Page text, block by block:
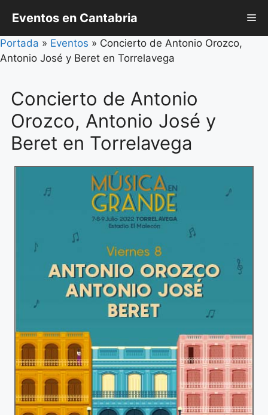
contenido
Eventos en Cantabria
Portada » Eventos » Concierto de Antonio Orozco,
Antonio José y Beret en Torrelavega
Concierto de Antonio
Orozco, Antonio José y
Beret en Torrelavega